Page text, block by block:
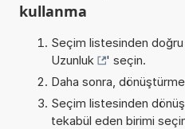
kullanma
Seçim listesinden
Uzunluk
' seçin.
Daha sonra,
Seçim listesinden
tekabül eden birimi